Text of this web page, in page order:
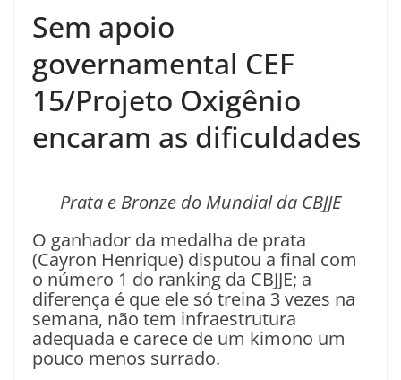
Sem apoio
governamental CEF
15/Projeto Oxigênio
encaram as dificuldades
Prata e Bronze do Mundial da CBJJE
O ganhador da medalha de prata
(Cayron Henrique) disputou a final com
o número 1 do ranking da CBJJE; a
diferença é que ele só treina 3 vezes na
semana, não tem infraestrutura
adequada e carece de um kimono um
pouco menos surrado.